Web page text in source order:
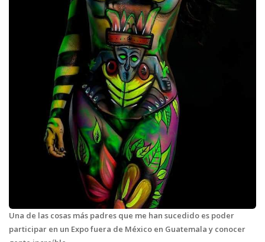
Una de las cosas más padres que me han sucedido es poder
participar en un Expo fuera de México en Guatemala y conocer